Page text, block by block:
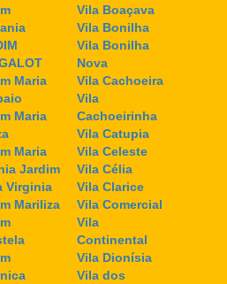
Maria
Maria
Maria
Jardim
Virginia
Mariliza
Vila Boaçava
Vila Bonilha
Vila Bonilha
Nova
Vila Cachoeira
Vila
Cachoeirinha
Vila Catupia
Vila Celeste
Vila Célia
Vila Clarice
Vila Comercial
Vila
Continental
Vila Dionísia
Vila dos